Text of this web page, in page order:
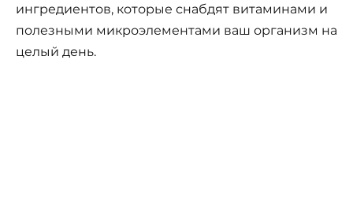
ингредиентов, которые снабдят витаминами и
полезными микроэлементами ваш организм на
целый день.